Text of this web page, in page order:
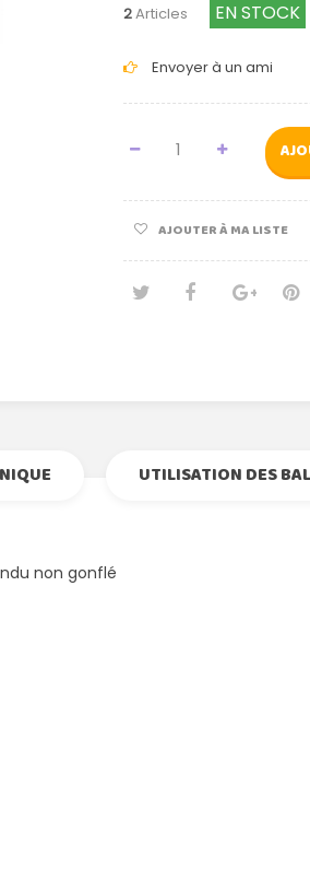
2Articles EN STOCK
Envoyer à un ami
AJOUTER À MA LISTE
UTILISATION DES
non gonflé